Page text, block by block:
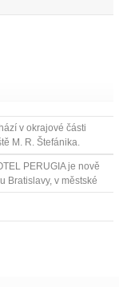
v okrajové části
M. R. Štefánika.
PERUGIA je nově
Bratislavy, v městské